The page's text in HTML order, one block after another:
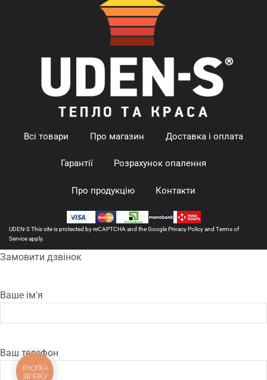
Всі товари Про магазин Доставка і оплата
Гарантії Розрахунок опалення
Про продукцію Контакти
UDEN-S This site is protected by reCAPTCHA and the GooglePrivacy Policyand Terms of
Serviceapply.
Замовити дзвінок
Ваше ім'я
Ваш телефон
КНОПКА
ЗВ'ЯЗКУ